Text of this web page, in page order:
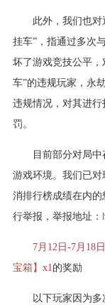
此外，我们也对通
挂车”，指通过多次
坏了游戏竞技公平
车”的违规玩家，永
违规情况，对其进
罚。
目前部分对局中
游戏环境。我们已
消排行榜成绩在内
行举报，举报地址：
7月12日-7月18日
宝箱】x1的奖励
以下玩家因为多